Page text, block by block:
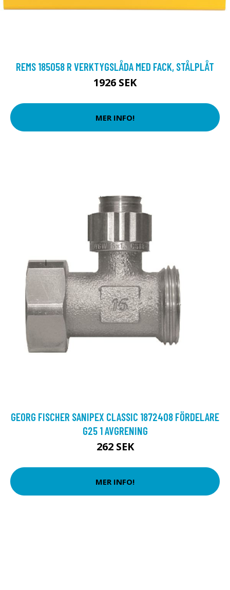
REMS 185058 R VERKTYGSLÅDA MED FACK, STÅLPLÅT
1926 SEK
MER INFO!
GEORG FISCHER SANIPEX CLASSIC 1872408 FÖRDELARE
G25 1 AVGRENING
262 SEK
MER INFO!